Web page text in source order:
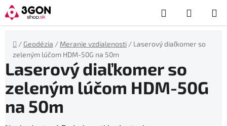
Prejsť
na
obsah
Hľadať
KOŠÍK
Domov
/ Geodézia / Meranie vzdialenosti / Laserový diaľkomer so
zeleným lúčom HDM-50G na 50m
Laserový diaľkomer so
zeleným lúčom HDM-50G
na 50m